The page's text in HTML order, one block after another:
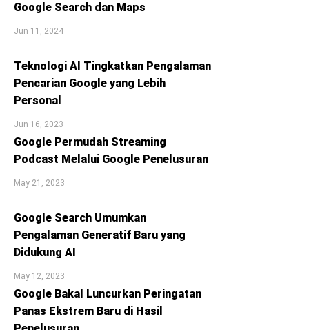
Google Search dan Maps
Jun 11, 2024
Teknologi AI Tingkatkan Pengalaman
Pencarian Google yang Lebih
Personal
Jun 16, 2023
Google Permudah Streaming
Podcast Melalui Google Penelusuran
May 21, 2023
Google Search Umumkan
Pengalaman Generatif Baru yang
Didukung AI
May 12, 2023
Google Bakal Luncurkan Peringatan
Panas Ekstrem Baru di Hasil